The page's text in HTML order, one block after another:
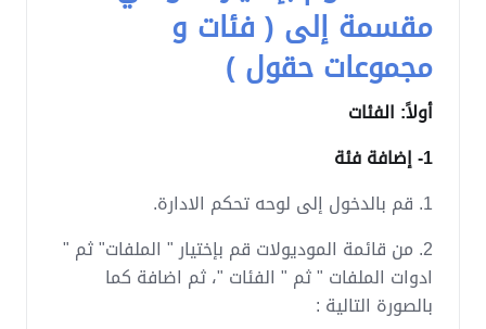
مقسمة إلى ( فئات و
مجموعات حقول )
أولاً: الفئات
1- إضافة فئة
1. قم بالدخول إلى لوحه تحكم الادارة.
2. من قائمة الموديولات قم بإختيار " الملفات" ثم "
ادوات الملفات " ثم " الفئات "، ثم اضافة كما
بالصورة التالية :